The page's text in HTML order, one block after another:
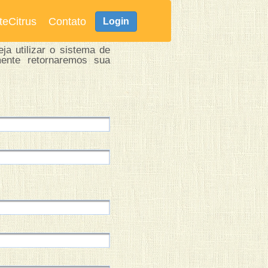
Contato Login
utilizar o sistema de
retornaremos sua